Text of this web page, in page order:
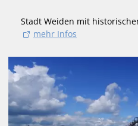
Stadt Weiden mit
mehr Infos